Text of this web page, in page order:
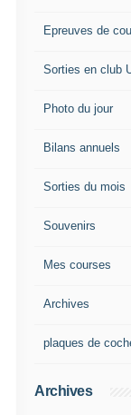
Epreuves de
Sorties en club
Photo du jour
Bilans annuels
Sorties du mois
Souvenirs
Mes courses
Archives
plaques de
Archives